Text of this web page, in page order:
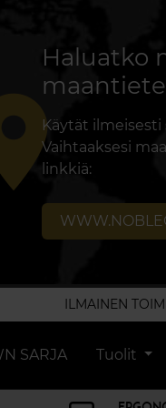
Haluatko
Käytät ilmeisesti
Vaihtaaksesi
linkkiä:
ILMAINEN
SARJA Tuolit